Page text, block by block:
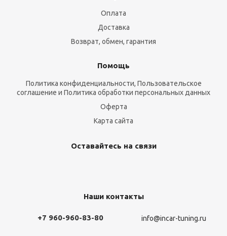
Оплата
Доставка
Возврат, обмен, гарантия
Помощь
Политика конфиденциальности, Пользовательское
соглашение и Политика обработки персональных данных
Оферта
Карта сайта
Оставайтесь на связи
Наши контакты
+7 960-960-83-80 info@incar-tuning.ru